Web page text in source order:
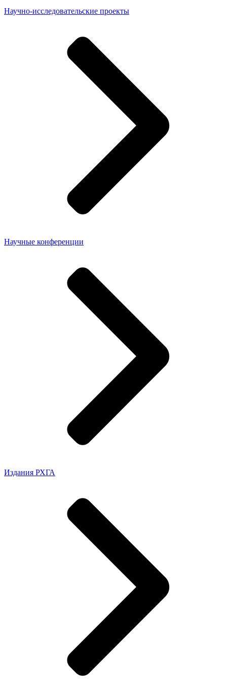
Научно-исследовательские проекты
Научные конференции
Издания РХГА